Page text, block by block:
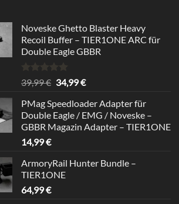
Noveske Ghetto Blaster Heavy
Recoil Buffer – TIER1ONE ARC für
Double Eagle GBBR
Bewertet
mit
von 5
39,99€ Ursprünglicher
war:
39,99 €
34,99€Aktueller
ist:
34,99 €.
PMag Speedloader Adapter für
Double Eagle / EMG / Noveske –
GBBR Magazin Adapter – TIER1ONE
14,99€
ArmoryRail Hunter Bundle –
TIER1ONE
64,99€